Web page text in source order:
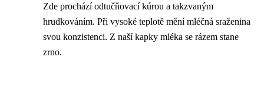
Zde prochází odtučňovací kúrou a takzvaným
hrudkováním. Při vysoké teplotě mění mléčná sraženina
svou konzistenci. Z naší kapky mléka se rázem stane
zrno.